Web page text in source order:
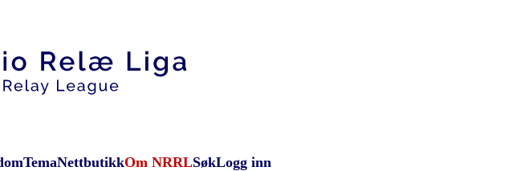
TemaNettbutikkOm NRRLSøkLogg inn